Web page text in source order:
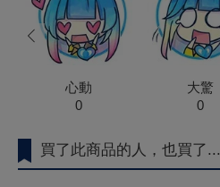
心動
0
大驚
0
prev
買了此商品的人，也買了...